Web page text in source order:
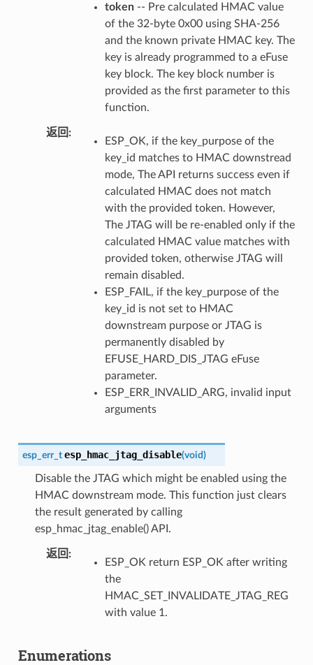
token-- Pre calculated HMAC value
of the 32-byte 0x00 using SHA-256
and the known private HMAC key. The
key is already programmed to a eFuse
key block. The key block number is
provided as the first parameter to this
function.
返回
ESP_OK, if the key_purpose of the
key_id matches to HMAC downstread
mode, The API returns success even if
calculated HMAC does not match
with the provided token. However,
The JTAG will be re-enabled only if the
calculated HMAC value matches with
provided token, otherwise JTAG will
remain disabled.
ESP_FAIL, if the key_purpose of the
key_id is not set to HMAC
downstream purpose or JTAG is
permanently disabled by
EFUSE_HARD_DIS_JTAG eFuse
parameter.
ESP_ERR_INVALID_ARG, invalid input
arguments
esp_err_t esp_hmac_jtag_disable(void)
Disable the JTAG which might be enabled using the
HMAC downstream mode. This function just clears
the result generated by calling
esp_hmac_jtag_enable() API.
返回
ESP_OK return ESP_OK after writing
the
HMAC_SET_INVALIDATE_JTAG_REG
with value 1.
Enumerations